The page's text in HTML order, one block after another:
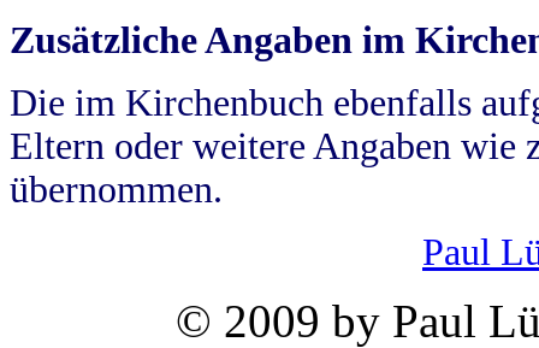
Zusätzliche Angaben im
Die im Kirchenbuch ebenfalls
Eltern oder weitere Angaben wie
übernommen.
Paul
© 2009 by Paul